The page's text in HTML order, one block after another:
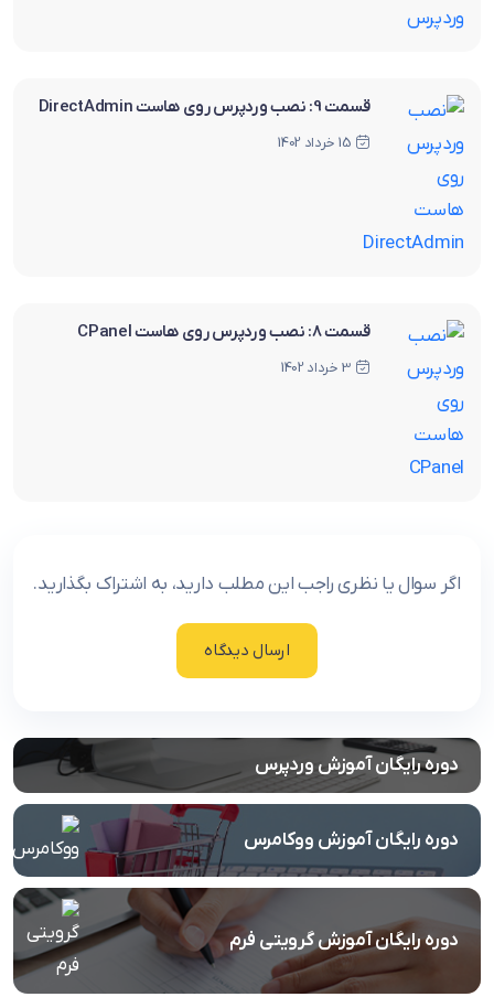
قسمت 9: نصب وردپرس روی هاست DirectAdmin
15 خرداد 1402
قسمت 8: نصب وردپرس روی هاست CPanel
3 خرداد 1402
اگر سوال یا نظری راجب این مطلب دارید، به اشتراک بگذارید.
ارسال دیدگاه
دوره رایگان آموزش وردپرس
دوره رایگان آموزش ووکامرس
دوره رایگان آموزش گرویتی فرم